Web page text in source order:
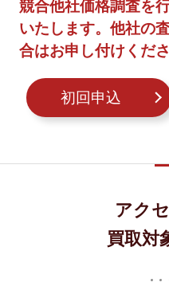
競合他社価格調査を
いたします。他社の
合はお申し付けくださ
初回申込
アク
買取対